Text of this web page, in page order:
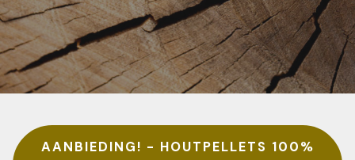
AANBIEDING! - HOUTPELLETS 100%